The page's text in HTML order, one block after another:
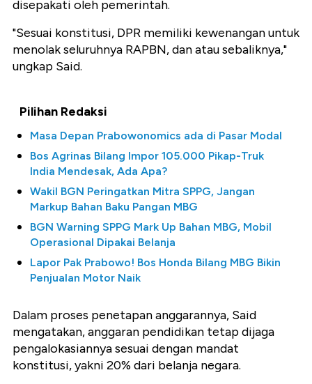
disepakati oleh pemerintah.
"Sesuai konstitusi, DPR memiliki kewenangan untuk
menolak seluruhnya RAPBN, dan atau sebaliknya,"
ungkap Said.
Pilihan Redaksi
Masa Depan Prabowonomics ada di Pasar Modal
Bos Agrinas Bilang Impor 105.000 Pikap-Truk
India Mendesak, Ada Apa?
Wakil BGN Peringatkan Mitra SPPG, Jangan
Markup Bahan Baku Pangan MBG
BGN Warning SPPG Mark Up Bahan MBG, Mobil
Operasional Dipakai Belanja
Lapor Pak Prabowo! Bos Honda Bilang MBG Bikin
Penjualan Motor Naik
Dalam proses penetapan anggarannya, Said
mengatakan, anggaran pendidikan tetap dijaga
pengalokasiannya sesuai dengan mandat
konstitusi, yakni 20% dari belanja negara.